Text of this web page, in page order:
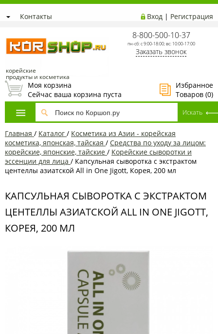
Контакты Вход | Регистрация
корейские
продукты и косметика
8-800-500-10-37
пн-сб: с 9:00-18:00; вс: 10:00-17:00
Заказать звонок
Избранное
Товаров (0)
Моя корзина
Сейчас ваша корзина пуста
Главная / Каталог / Косметика из Азии - корейская
косметика, японская, тайская / Средства по уходу за лицом:
корейские, японские, тайские / Корейские сыворотки и
эссенции для лица / Капсульная сыворотка с экстрактом
центеллы азиатской All in One Jigott, Корея, 200 мл
КАПСУЛЬНАЯ СЫВОРОТКА С ЭКСТРАКТОМ
ЦЕНТЕЛЛЫ АЗИАТСКОЙ ALL IN ONE JIGOTT,
КОРЕЯ, 200 МЛ